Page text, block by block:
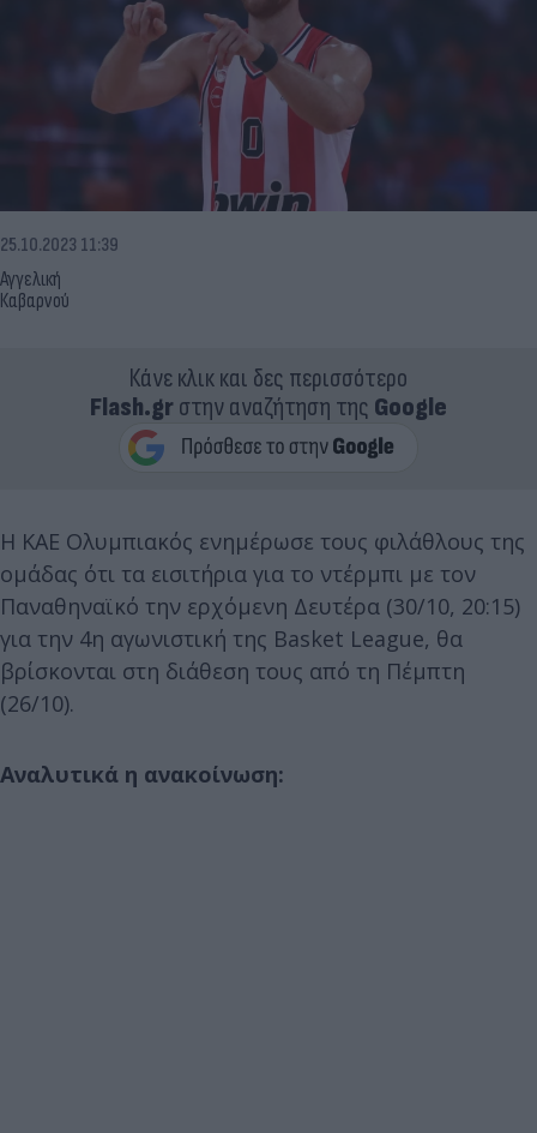
Αγγελική
Καβαρνού
25.10.2023 11:39
Κάνε κλικ και δες περισσότερο
Flash.grστην αναζήτηση της Google
Η ΚΑΕ Ολυμπιακός ενημέρωσε τους φιλάθλους της
ομάδας ότι τα εισιτήρια για το ντέρμπι με τον
Παναθηναϊκό την ερχόμενη Δευτέρα (30/10, 20:15)
για την 4η αγωνιστική της Basket League, θα
βρίσκονται στη διάθεση τους από τη Πέμπτη
(26/10).
Αναλυτικά η ανακοίνωση: